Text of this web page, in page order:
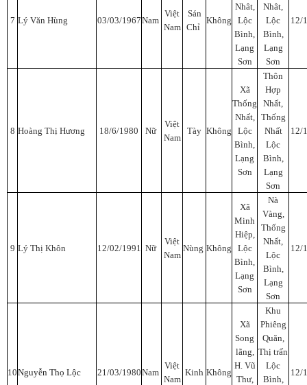
7 Lý Văn Hùng 03/03/1967Nam
Việt
Nam
Sán
Chỉ
Không
Nhât,
Lộc
Bình,
Lạng
Sơn
Nhât,
Lộc
Bình,
Lạng
Sơn
12/
8 Hoàng Thị Hương 18/6/1980 Nữ
Việt
Nam
Tày Không
Xã
Thống
Nhất,
Lộc
Bình,
Lạng
Sơn
Thôn
Hợp
Nhất,
Thống
Nhất
Lộc
Bình,
Lạng
Sơn
12/
9 Lý Thị Khôn 12/02/1991 Nữ
Việt
Nam
Nùng Không
Xã
Minh
Hiệp,
Lộc
Bình,
Lạng
Sơn
Nà
Vàng,
Thống
Nhất,
Lộc
Bình,
Lạng
Sơn
12/
10Nguyễn Thọ Lộc 21/03/1980Nam
Việt
Nam
Kinh Không
Xã
Song
lãng,
H. Vũ
Thư,
Khu
Phiêng
Quăn,
Thị trấn
Lộc
Bình,
12/